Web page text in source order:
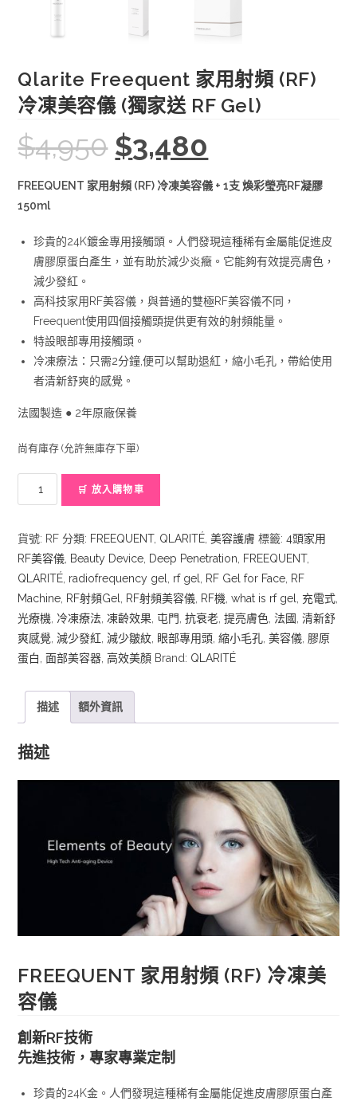
Qlarite Freequent 家用射頻 (RF)
冷凍美容儀 (獨家送 RF Gel)
$4,950
Original
price
was:
$3,480is:
FREEQUENT 家用射頻 (RF) 冷凍美容儀 + 1支 煥彩瑩亮RF凝膠
150ml
珍貴的24K鍍金專用接觸頭。人們發現這種稀有金屬能促進皮
膚膠原蛋白產生，並有助於減少炎癥。它能夠有效提亮膚色，
減少發紅。
高科技家用RF美容儀，與普通的雙極RF美容儀不同，
Freequent使用四個接觸頭提供更有效的射頻能量。
特設眼部專用接觸頭。
冷凍療法：只需2分鐘,便可以幫助退紅，縮小毛孔，帶給使用
者清新舒爽的感覺。
法國製造 ● 2年原廠保養
尚有庫存 (允許無庫存下單)
Freequent
用
射
頻
(RF)
冷
凍
美
(獨
家
送
RF
🛒 放入購物車
貨號: RF 分類: FREEQUENT, QLARITÉ,美容護膚 標籤:4頭家用
RF美容儀, Beauty Device, Deep Penetration, FREEQUENT,
QLARITÉ, radiofrequency gel, rf gel, RF Gel for Face, RF
Machine, RF射頻Gel, RF射頻美容儀, RF機,what is rf gel, 充電式,
光療機, 冷凍療法,凍齡效果, 屯門,抗衰老,提亮膚色, 法國,清新舒
爽感覺,減少發紅,減少皺紋, 眼部專用頭,縮小毛孔,美容儀, 膠原
蛋白,面部美容器,高效美顏 Brand: QLARITÉ
描述 額外資訊
描述
FREEQUENT 家用射頻 (RF) 冷凍美
容儀
創新RF技術
先進技術，專家專業定制
珍貴的24K金。人們發現這種稀有金屬能促進皮膚膠原蛋白產